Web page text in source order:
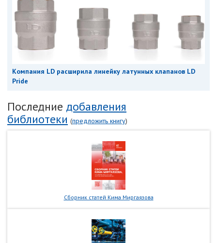
Компания LD расширила линейку латунных клапанов LD
Pride
Последние добавления
библиотеки (предложить книгу)
Сборник статей Кима Миргаязова